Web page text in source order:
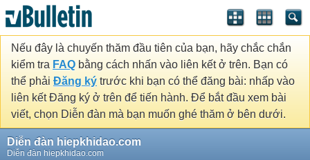
Nếu đây là chuyến thăm đầu tiên của bạn, hãy chắc chắn
kiểm tra FAQ bằng cách nhấn vào liên kết ở trên. Bạn có
thể phải Đăng ký trước khi bạn có thể đăng bài: nhấp vào
liên kết Đăng ký ở trên để tiến hành. Để bắt đầu xem bài
viết, chọn Diễn đàn mà bạn muốn ghé thăm ở bên dưới.
Diễn đàn hiepkhidao.com
Diễn đàn hiepkhidao.com